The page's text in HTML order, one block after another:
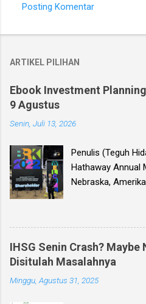
Posting Komentar
ARTIKEL PILIHAN
Ebook Investment
9 Agustus
Senin, Juli 13, 2026
Penulis (Teguh
Hathaway Annual
Nebraska,
Buffett dan
investor, seperti
bulan sekali,
Investment
yang berisi
saham-saham
IHSG Senin Crash?
Disitulah Masalahnya
Minggu, Agustus 31, 2025